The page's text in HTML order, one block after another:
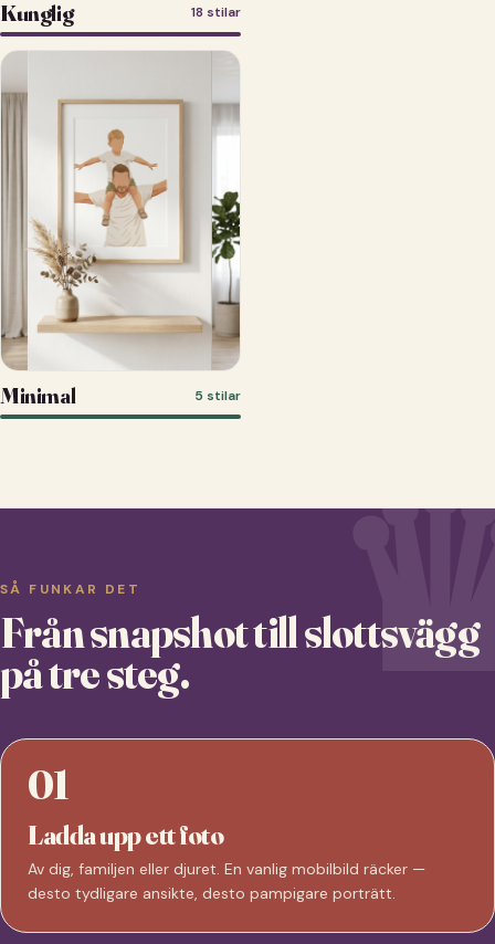
Kunglig 18 stilar
Minimal 5 stilar
SÅ FUNKAR DET
Från snapshot till slottsvägg
på tre steg.
01
Ladda upp ett foto
Av dig, familjen eller djuret. En vanlig mobilbild räcker —
desto tydligare ansikte, desto pampigare porträtt.